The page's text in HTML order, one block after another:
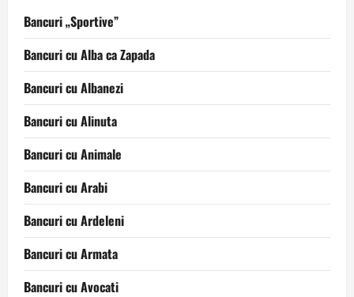
Bancuri „Sportive”
Bancuri cu Alba ca Zapada
Bancuri cu Albanezi
Bancuri cu Alinuta
Bancuri cu Animale
Bancuri cu Arabi
Bancuri cu Ardeleni
Bancuri cu Armata
Bancuri cu Avocati